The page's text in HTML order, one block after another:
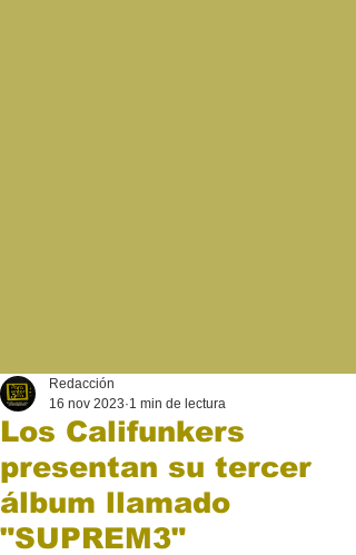
Los Califunkers
presentan su tercer
álbum llamado
"SUPREM3"
Redacción
16 nov 2023 1 min de lectura